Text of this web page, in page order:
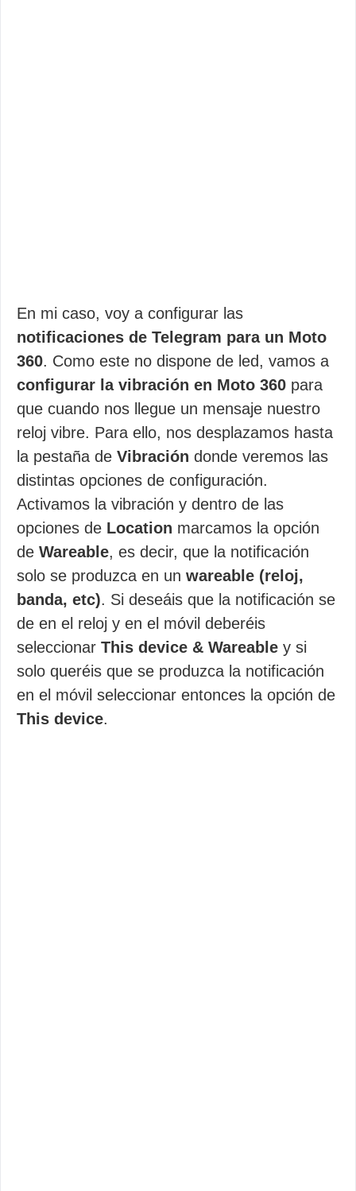
En mi caso, voy a configurar las
notificaciones de Telegram para un Moto
360. Como este no dispone de led, vamos a
configurar la vibración en Moto 360 para
que cuando nos llegue un mensaje nuestro
reloj vibre. Para ello, nos desplazamos hasta
la pestaña de Vibración donde veremos las
distintas opciones de configuración.
Activamos la vibración y dentro de las
opciones de Location marcamos la opción
de Wareable, es decir, que la notificación
solo se produzca en un wareable (reloj,
banda, etc). Si deseáis que la notificación se
de en el reloj y en el móvil deberéis
seleccionar This device & Wareable y si
solo queréis que se produzca la notificación
en el móvil seleccionar entonces la opción de
This device.